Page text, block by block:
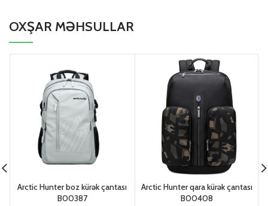
OXŞAR MƏHSULLAR
Arctic Hunter boz kürək çantası
B00387
Arctic Hunter qara kürək çantası
B00408